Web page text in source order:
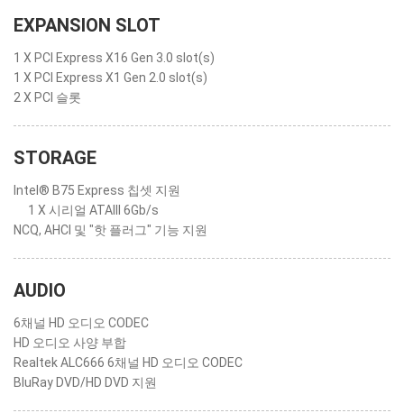
EXPANSION SLOT
1 X PCI Express X16 Gen 3.0 slot(s)
1 X PCI Express X1 Gen 2.0 slot(s)
2 X PCI 슬롯
STORAGE
Intel® B75 Express 칩셋 지원
1 X 시리얼 ATAIII 6Gb/s
NCQ, AHCI 및 "핫 플러그" 기능 지원
AUDIO
6채널 HD 오디오 CODEC
HD 오디오 사양 부합
Realtek ALC666 6채널 HD 오디오 CODEC
BluRay DVD/HD DVD 지원